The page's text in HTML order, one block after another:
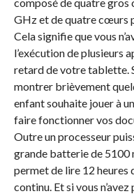
composé de quatre gros
GHz et de quatre cœurs
Cela signifie que vous
l’exécution de plusieurs
retard de votre tablette.
montrer brièvement
enfant souhaite jouer à
faire fonctionner vos
Outre un processeur
grande batterie de 5100
permet de lire 12 heures
continu. Et si vous